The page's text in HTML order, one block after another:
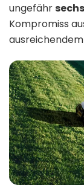
ungefähr
Kompromiss